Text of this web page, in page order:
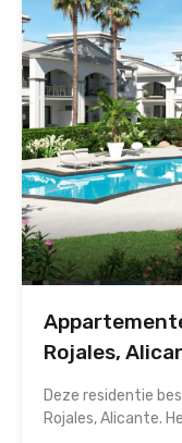
Rojales,
Deze residentie
Rojales, Alicante.